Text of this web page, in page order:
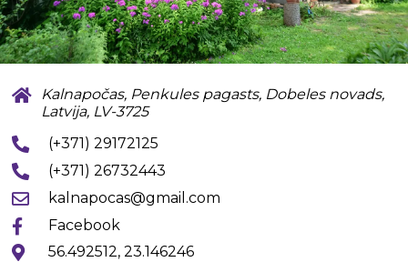
Kalnapočas, Penkules pagasts, Dobeles novads,
Latvija, LV-3725
(+371) 29172125
(+371) 26732443
kalnapocas@gmail.com
Facebook
56.492512, 23.146246